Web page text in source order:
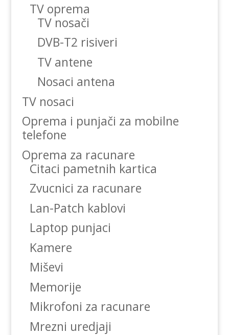
TV oprema
TV nosači
DVB-T2 risiveri
TV antene
Nosaci antena
TV nosaci
Oprema i punjači za mobilne
telefone
Oprema za racunare
Citaci pametnih kartica
Zvucnici za racunare
Lan-Patch kablovi
Laptop punjaci
Kamere
Miševi
Memorije
Mikrofoni za racunare
Mrezni uredjaji